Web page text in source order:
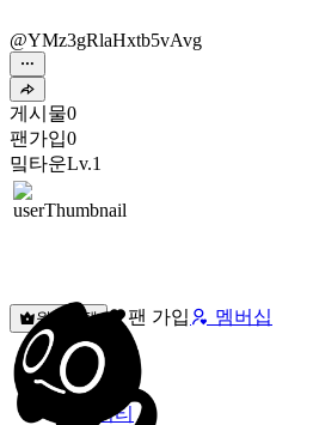
@YMz3gRlaHxtb5vAvg
게시물0
팬가입0
밐타운Lv.1
원픽선택 팬 가입 멤버십
밐타운
피드
커뮤니티